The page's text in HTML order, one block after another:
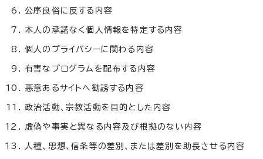
公序良俗に反する内容
本人の承諾なく個人情報を特定する内容
個人のプライバシーに関わる内容
有害なプログラムを配布する内容
悪意あるサイトへ勧誘する内容
政治活動、宗教活動を目的とした内容
虚偽や事実と異なる内容及び根拠のない内容
人種、思想、信条等の差別、または差別を助長させる内容